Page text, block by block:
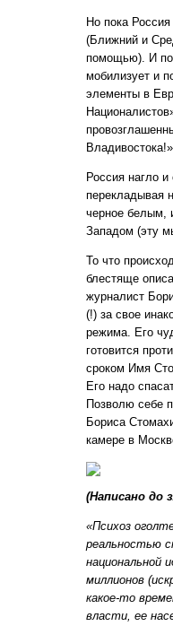
Но пока
(Ближний и
помощью). И
мобилизует и
элементы в
Владивостока!»
Россия нагло
перекладывая
черное белым,
Западом (эту
То что
блестяще
журналист
(!) за свое
режима. Его
готовится
сроком Имя
Его надо
Позволю себе
Бориса
камере в
(Написано до
«Психоз
реальностью
национальной
миллионов
какое-то
власти, ее